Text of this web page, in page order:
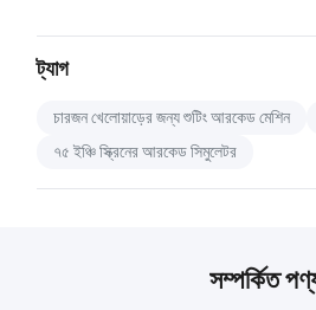
ট্যাগ
চারজন খেলোয়াড়ের জন্য শুটিং আরকেড মেশিন
৭৫ ইঞ্চি স্ক্রিনের আরকেড সিমুলেটর
সম্পর্কিত